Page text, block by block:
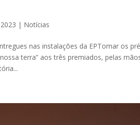
| Notícias
nas instalações da EPTomar os
terra” aos três premiados, pelas